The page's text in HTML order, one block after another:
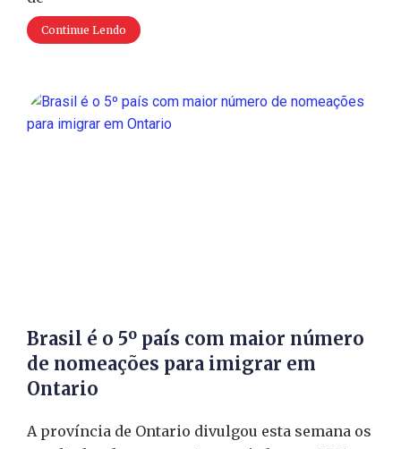
Continue Lendo
Brasil é o 5º país com maior número
de nomeações para imigrar em
Ontario
A província de Ontario divulgou esta semana os